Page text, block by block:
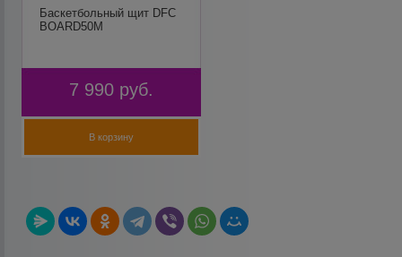
Баскетбольный щит DFC
BOARD50M
7 990 руб.
В корзину